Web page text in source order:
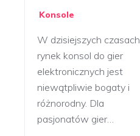
Konsole
W dzisiejszych czasach
rynek konsol do gier
elektronicznych jest
niewątpliwie bogaty i
różnorodny. Dla
pasjonatów gier…